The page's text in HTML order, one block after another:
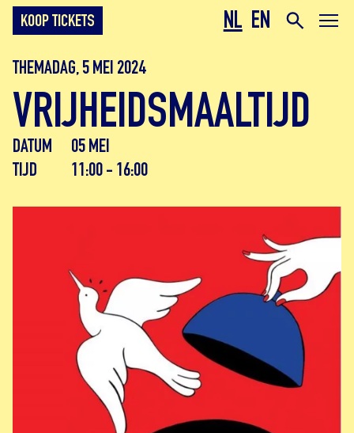
NL EN
KOOP TICKETS
THEMADAG, 5 MEI 2024
VRIJHEIDSMAALTIJD
DATUM
05 MEI
TIJD
11:00 - 16:00